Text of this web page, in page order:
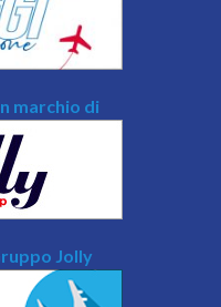
marchio di
Jolly